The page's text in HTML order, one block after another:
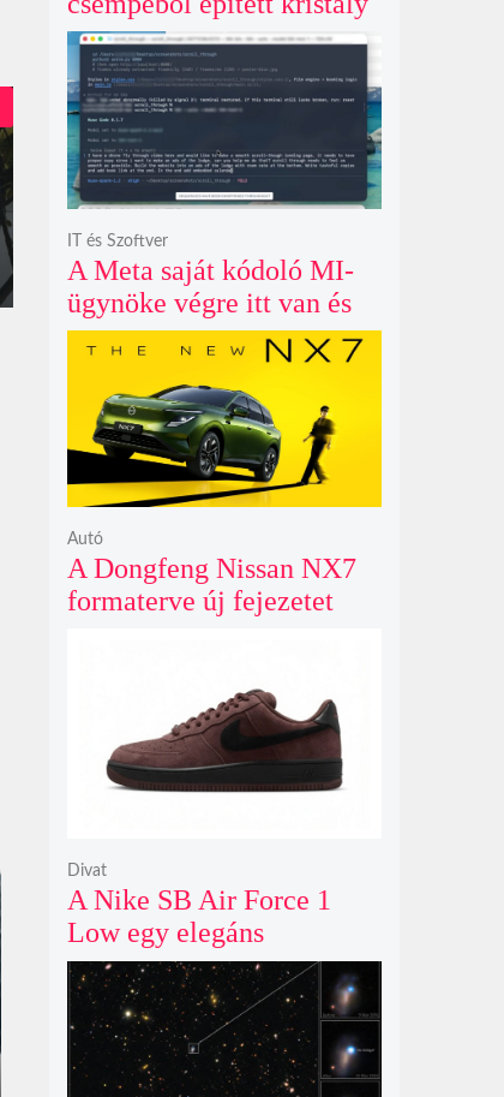
példátlanul forgó
csillagmintát vetít a fény
polarizációjától függően
A Meta saját kódoló MI-
ügynöke végre itt van és
nem fél belenyúlni a
IT és Szoftver
A Dongfeng Nissan NX7
formaterve új fejezetet
Autó
A Nike SB Air Force 1
Low egy elegáns
világosbarna
színváltozatban bukkant
fel újra
Divat